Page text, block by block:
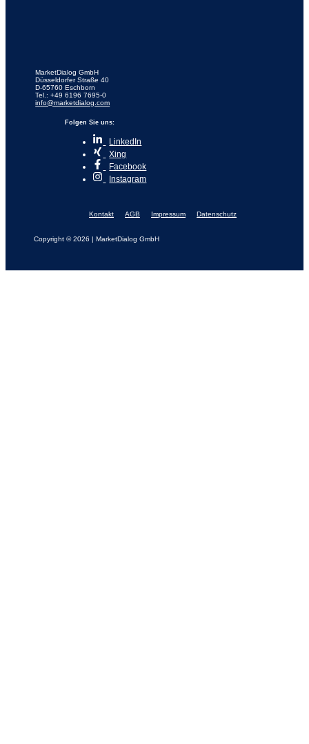
MarketDialog GmbH
Düsseldorfer Straße 40
D-65760 Eschborn
Tel.: +49 6196 7695-0
info@marketdialog.com
Folgen Sie uns:
LinkedIn
Xing
Facebook
Instagram
Kontakt AGB Impressum Datenschutz
Copyright © 2026 | MarketDialog GmbH